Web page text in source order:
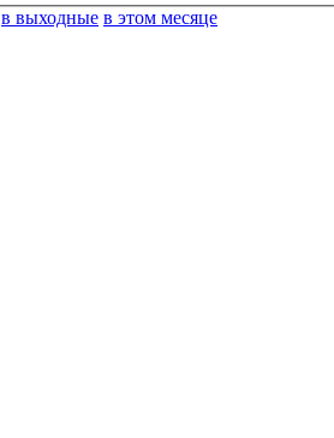
в выходные в этом месяце